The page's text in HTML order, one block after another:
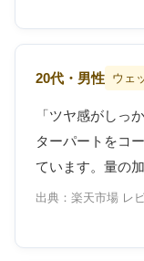
20代・男性 ウェ
「ツヤ感がしっ
ターパートをコ
ています。量の
出典：楽天市場 レ